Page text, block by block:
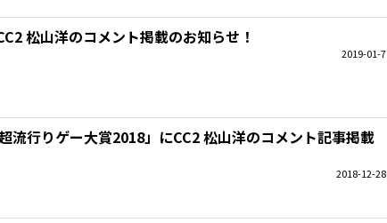
松山洋のコメント掲載のお知らせ！
2019-01-7
行りゲー大賞2018」にCC2 松山洋のコメント記事掲載
2018-12-28